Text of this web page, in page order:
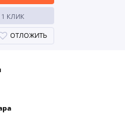
КЛИК
ОТЛОЖИТЬ